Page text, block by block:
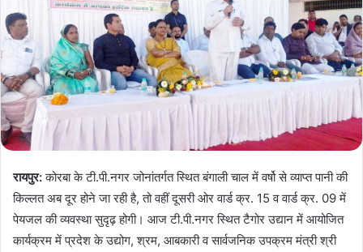
रायपुर:कोरबा के टी.पी.नगर जोनांतर्गत स्थित बंगाली चाल में वर्षो से व्याप्त पानी की
किल्लत अब दूर होने जा रही है, तो वहीं दूसरी ओर वार्ड क्र. 15 व वार्ड क्र. 09 में
पेयजल की व्यवस्था सुदृढ़ होगी। आज टी.पी.नगर स्थित टैगोर उद्यान में आयोजित
कार्यक्रम में प्रदेश के उद्योग, श्रम, आबकारी व सार्वजनिक उपक्रम मंत्री श्री